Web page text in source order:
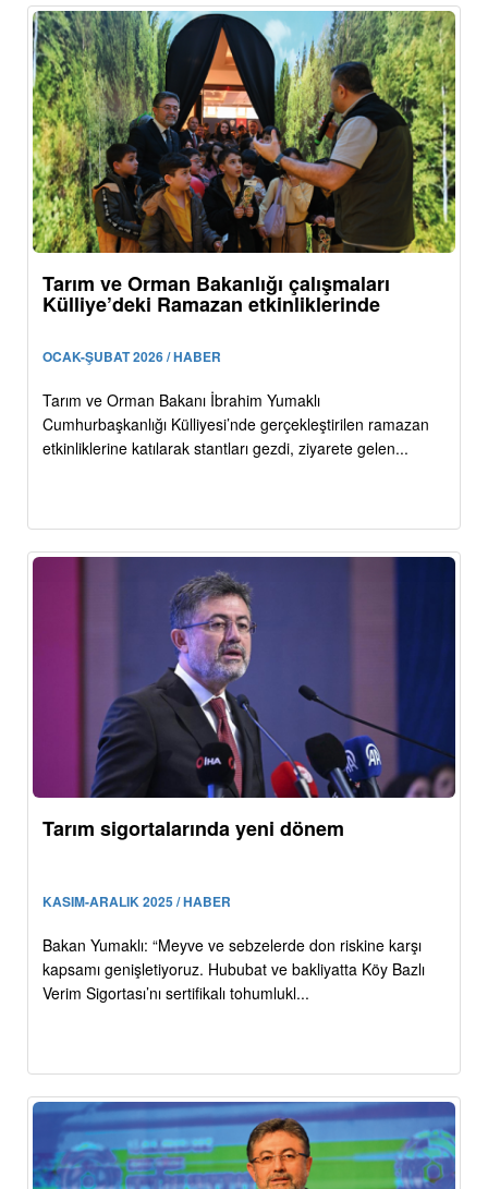
Tarım ve Orman Bakanlığı çalışmaları
Külliye’deki Ramazan etkinliklerinde
OCAK-ŞUBAT 2026 / HABER
Tarım ve Orman Bakanı İbrahim Yumaklı
Cumhurbaşkanlığı Külliyesi’nde gerçekleştirilen ramazan
etkinliklerine katılarak stantları gezdi, ziyarete gelen...
Tarım sigortalarında yeni dönem
KASIM-ARALIK 2025 / HABER
Bakan Yumaklı: “Meyve ve sebzelerde don riskine karşı
kapsamı genişletiyoruz. Hububat ve bakliyatta Köy Bazlı
Verim Sigortası’nı sertifikalı tohumlukl...